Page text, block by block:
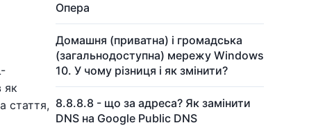
як
стаття,
Опера
Домашня (приватна) і громадська
(загальнодоступна) мережу Windows
10. У чому різниця і як змінити?
8.8.8.8 - що за адреса? Як замінити
DNS на Google Public DNS